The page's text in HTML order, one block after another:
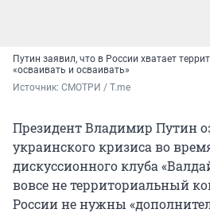
Путин заявил, что в России хватает
«осваивать и осваивать»
Источник: СМОТРИ / Т.me
Президент Владимир Путин
украинского кризиса во
дискуссионного клуба
вовсе не территориальный
России не нужны